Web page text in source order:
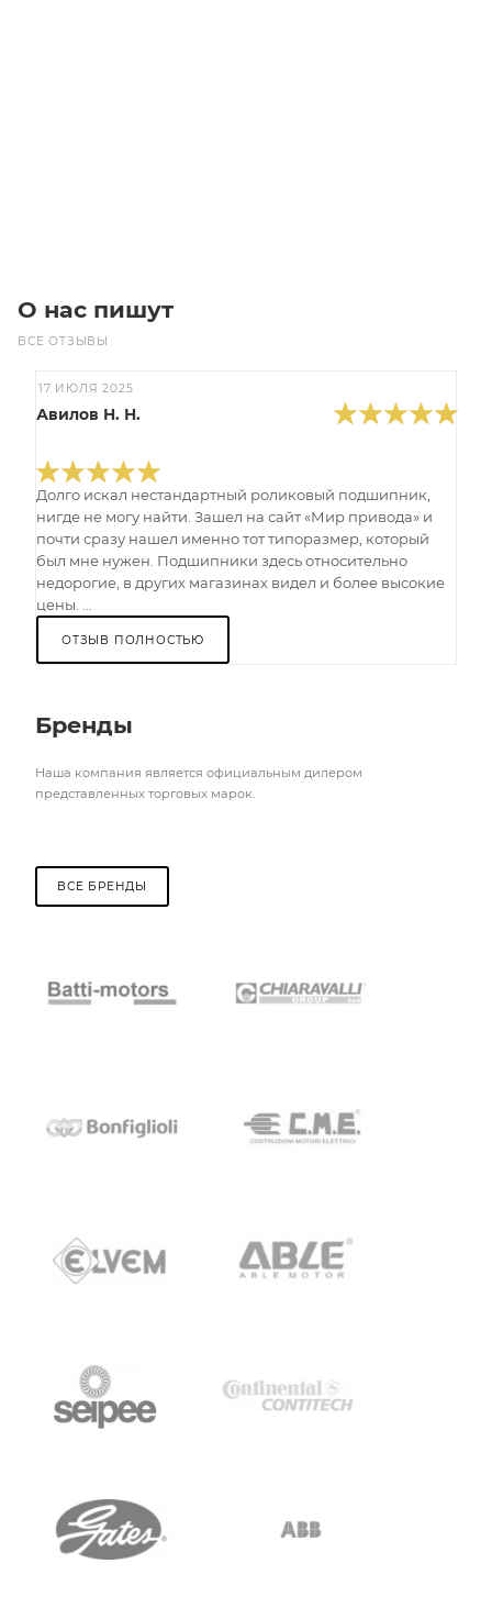
О нас пишут
ВСЕ ОТЗЫВЫ
17 ИЮЛЯ 2025
Авилов Н. Н.
Долго искал нестандартный роликовый подшипник,
нигде не могу найти. Зашел на сайт «Мир привода» и
почти сразу нашел именно тот типоразмер, который
был мне нужен. Подшипники здесь относительно
недорогие, в других магазинах видел и более высокие
цены. ...
ОТЗЫВ ПОЛНОСТЬЮ
Бренды
Наша компания является официальным дилером
представленных торговых марок.
ВСЕ БРЕНДЫ